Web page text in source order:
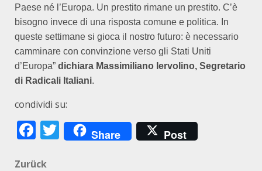
Paese né l’Europa. Un prestito rimane un prestito. C’è
bisogno invece di una risposta comune e politica. In
queste settimane si gioca il nostro futuro: è necessario
camminare con convinzione verso gli Stati Uniti
d’Europa” dichiara Massimiliano Iervolino, Segretario
di Radicali Italiani.
condividi su:
Facebook
Twitter
Share Post
Zurück